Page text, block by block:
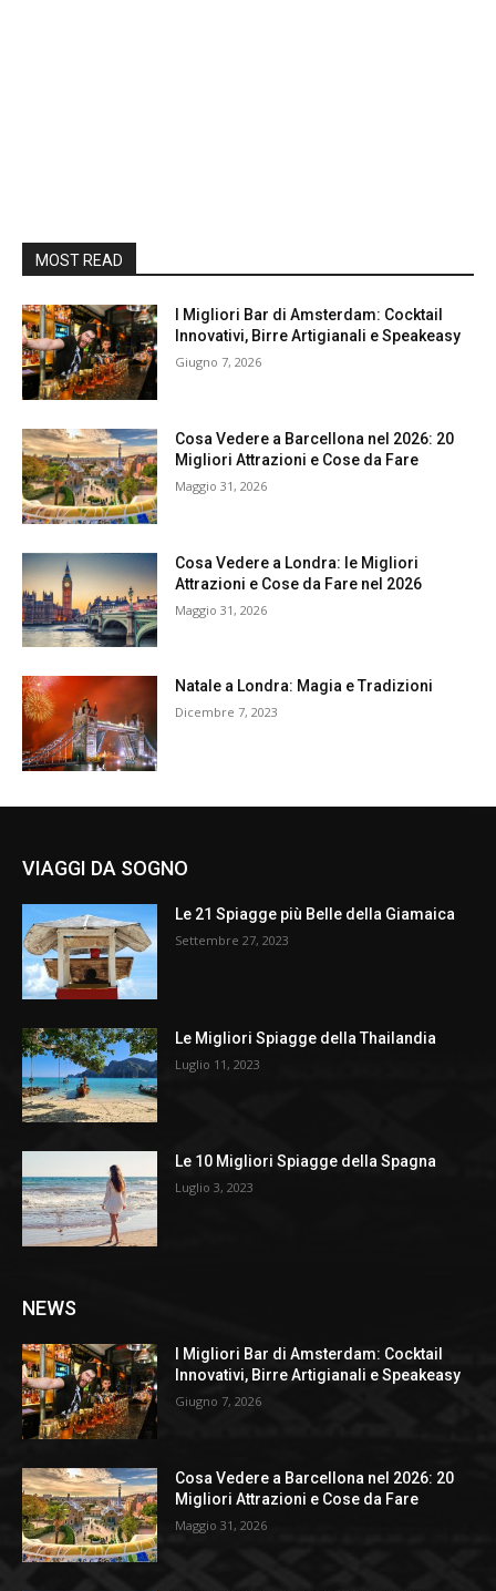
MOST READ
I Migliori Bar di Amsterdam: Cocktail
Innovativi, Birre Artigianali e Speakeasy
Giugno 7, 2026
Cosa Vedere a Barcellona nel 2026: 20
Migliori Attrazioni e Cose da Fare
Maggio 31, 2026
Cosa Vedere a Londra: le Migliori
Attrazioni e Cose da Fare nel 2026
Maggio 31, 2026
Natale a Londra: Magia e Tradizioni
Dicembre 7, 2023
VIAGGI DA SOGNO
Le 21 Spiagge più Belle della Giamaica
Settembre 27, 2023
Le Migliori Spiagge della Thailandia
Luglio 11, 2023
Le 10 Migliori Spiagge della Spagna
Luglio 3, 2023
NEWS
I Migliori Bar di Amsterdam: Cocktail
Innovativi, Birre Artigianali e Speakeasy
Giugno 7, 2026
Cosa Vedere a Barcellona nel 2026: 20
Migliori Attrazioni e Cose da Fare
Maggio 31, 2026